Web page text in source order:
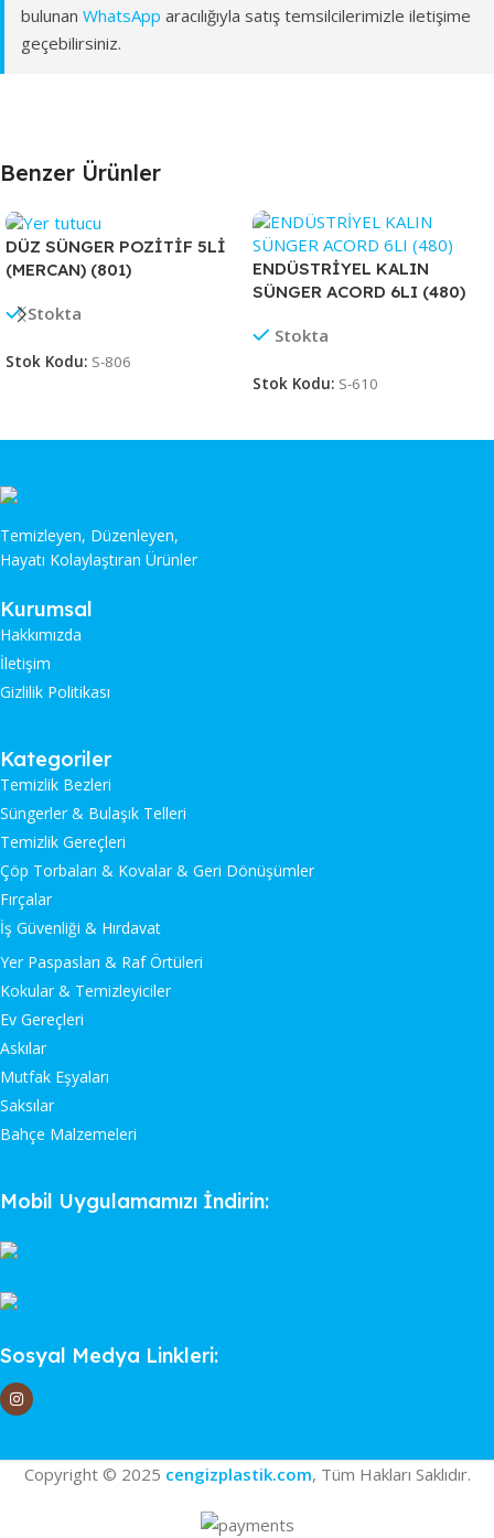
bulunan WhatsApp aracılığıyla satış temsilcilerimizle iletişime
geçebilirsiniz.
Benzer Ürünler
DÜZ SÜNGER POZİTİF 5Lİ
(MERCAN) (801)
Stokta
Stok Kodu: S-806
ENDÜSTRİYEL KALIN
SÜNGER ACORD 6LI (480)
Stokta
Stok Kodu: S-610
Temizleyen, Düzenleyen,
Hayatı Kolaylaştıran Ürünler
Kurumsal
Hakkımızda
İletişim
Gizlilik Politikası
Kategoriler
Temizlik Bezleri
Süngerler & Bulaşık Telleri
Temizlik Gereçleri
Çöp Torbaları & Kovalar & Geri Dönüşümler
Fırçalar
İş Güvenliği & Hırdavat
Yer Paspasları & Raf Örtüleri
Kokular & Temizleyiciler
Ev Gereçleri
Askılar
Mutfak Eşyaları
Saksılar
Bahçe Malzemeleri
Mobil Uygulamamızı İndirin:
Sosyal Medya Linkleri:
Copyright © 2025 cengizplastik.com, Tüm Hakları Saklıdır.